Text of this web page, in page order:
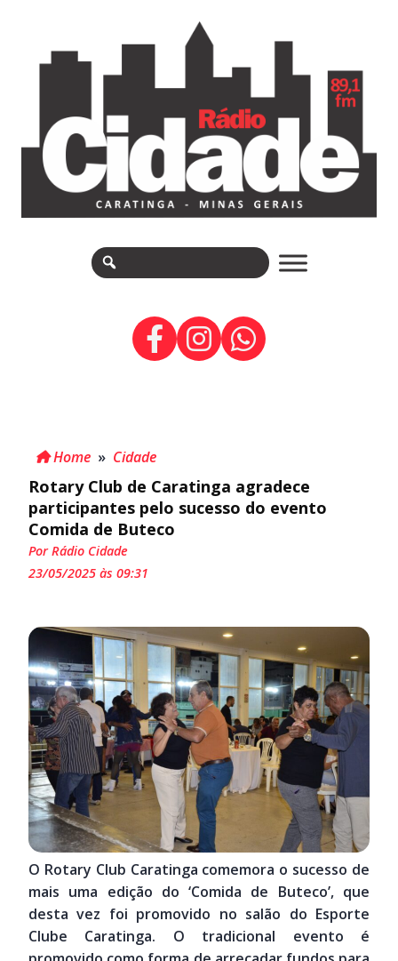
Home » Cidade
Rotary Club de Caratinga agradece
participantes pelo sucesso do evento
Comida de Buteco
Por Rádio Cidade
23/05/2025 às 09:31
O Rotary Club Caratinga comemora o sucesso de
mais uma edição do ‘Comida de Buteco’, que
desta vez foi promovido no salão do Esporte
Clube Caratinga. O tradicional evento é